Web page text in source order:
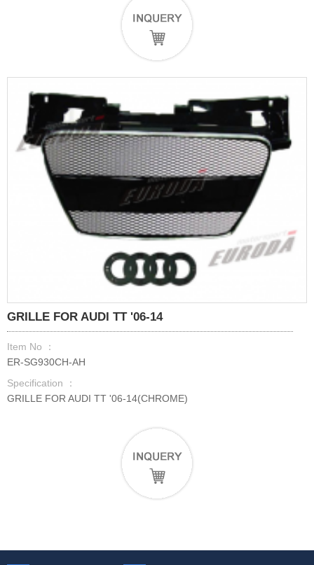
GRILLE FOR AUDI TT '06-14
Item No ：
ER-SG930CH-AH
Specification ：
GRILLE FOR AUDI TT '06-14(CHROME)